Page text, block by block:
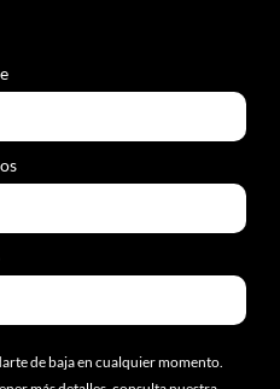
de baja en cualquier momento.